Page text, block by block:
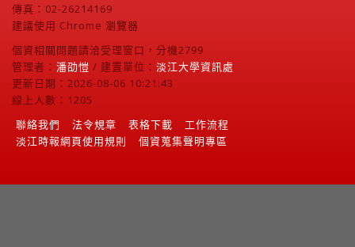
傳真：02-26214169
建議使用 Chrome 瀏覽器
個資相關問題請洽受理窗口，分機2799
管理者： 潘劭愷 / 建置單位： 淡江大學資訊處
更新日期：2026-08-06 10:21:43
線上人數：1205
聯絡我們
法令規章 表格下載
工作流程
淡江時報網頁使用規則
個資蒐集聲明專區